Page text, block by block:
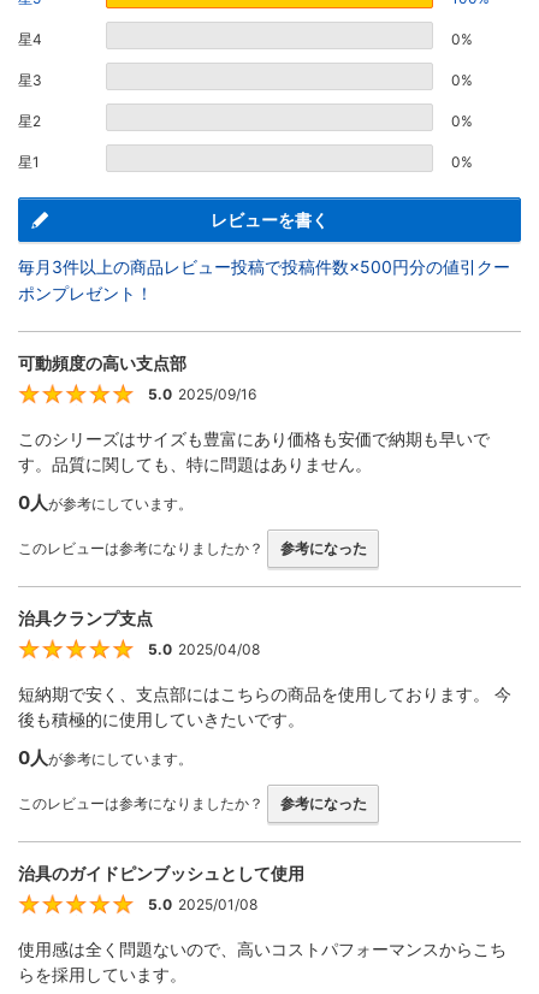
星4 0%
星3 0%
星2 0%
星1 0%
レビューを書く
毎月3件以上の商品レビュー投稿で投稿件数×500円分の値引クー
ポンプレゼント！
可動頻度の高い支点部
5
5.0 2025/09/16
このシリーズはサイズも豊富にあり価格も安価で納期も早いで
す。品質に関しても、特に問題はありません。
0人が参考にしています。
このレビューは参考になりましたか？ 参考になった
治具クランプ支点
5
5.0 2025/04/08
短納期で安く、支点部にはこちらの商品を使用しております。 今
後も積極的に使用していきたいです。
0人が参考にしています。
このレビューは参考になりましたか？ 参考になった
治具のガイドピンブッシュとして使用
5
5.0 2025/01/08
使用感は全く問題ないので、高いコストパフォーマンスからこち
らを採用しています。